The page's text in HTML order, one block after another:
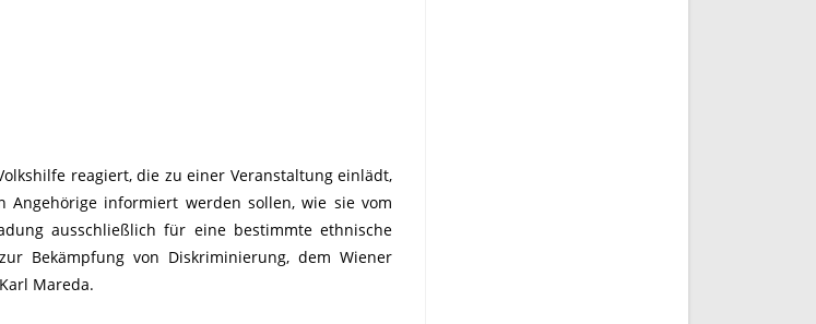
reagiert, die zu einer Veranstaltung einlädt,
Angehörige informiert werden sollen, wie sie vom
ausschließlich für eine bestimmte ethnische
Bekämpfung von Diskriminierung, dem Wiener
Mareda.